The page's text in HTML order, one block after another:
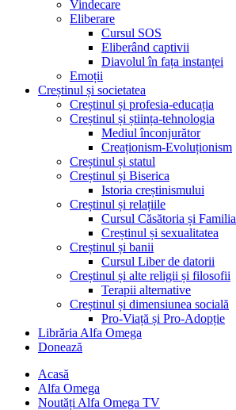
Vindecare
Eliberare
Cursul SOS
Eliberând captivii
Diavolul în fața instanței
Emoții
Creștinul și societatea
Creștinul și profesia-educația
Creștinul și știința-tehnologia
Mediul înconjurător
Creaționism-Evoluționism
Creștinul și statul
Creștinul și Biserica
Istoria creștinismului
Creștinul și relațiile
Cursul Căsătoria și Familia
Creștinul și sexualitatea
Creștinul și banii
Cursul Liber de datorii
Creștinul și alte religii și filosofii
Terapii alternative
Creștinul și dimensiunea socială
Pro-Viață și Pro-Adopție
Librăria Alfa Omega
Donează
Acasă
Alfa Omega
Noutăți Alfa Omega TV